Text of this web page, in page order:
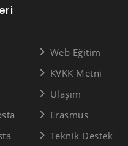
Web Eğitim
KVKK Metni
Ulaşım
Erasmus
Teknik Destek